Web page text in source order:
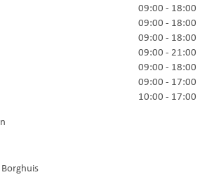
09:00 - 18:00
09:00 - 18:00
09:00 - 18:00
09:00 - 21:00
09:00 - 18:00
09:00 - 17:00
10:00 - 17:00